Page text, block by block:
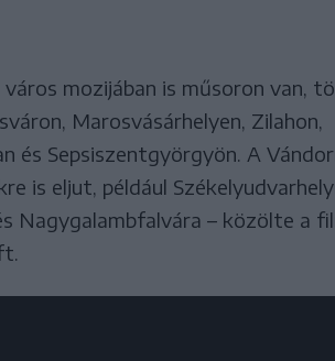
mozijában is műsoron van,
Marosvásárhelyen, Zilahon,
és Sepsiszentgyörgyön. A
is eljut, például
Nagygalambfalvára – közölte a